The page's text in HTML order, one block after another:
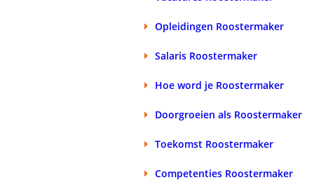
Opleidingen Roostermaker
Salaris Roostermaker
Hoe word je Roostermaker
Doorgroeien als Roostermaker
Toekomst Roostermaker
Competenties Roostermaker